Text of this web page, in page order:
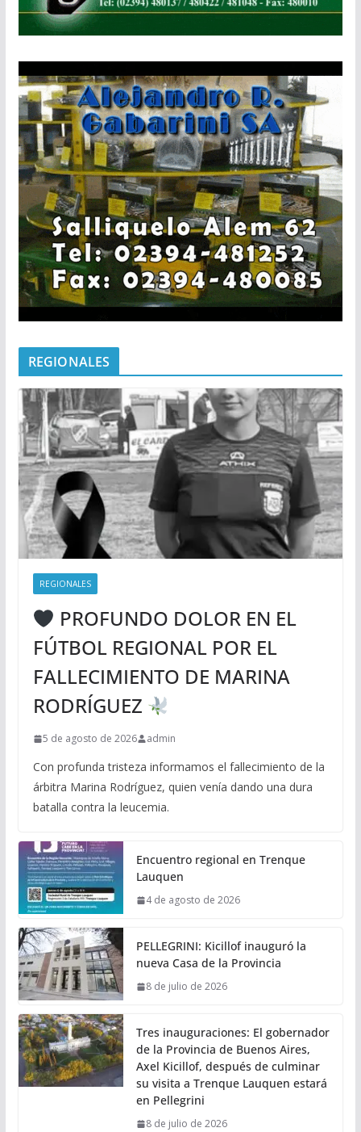
REGIONALES
REGIONALES
PROFUNDO DOLOR EN EL
FÚTBOL REGIONAL POR EL
FALLECIMIENTO DE MARINA
RODRÍGUEZ
5 de agosto de 2026 admin
Con profunda tristeza informamos el fallecimiento de la
árbitra Marina Rodríguez, quien venía dando una dura
batalla contra la leucemia.
Encuentro regional en Trenque
Lauquen
4 de agosto de 2026
PELLEGRINI: Kicillof inauguró la
nueva Casa de la Provincia
8 de julio de 2026
Tres inauguraciones: El gobernador
de la Provincia de Buenos Aires,
Axel Kicillof, después de culminar
su visita a Trenque Lauquen estará
en Pellegrini
8 de julio de 2026